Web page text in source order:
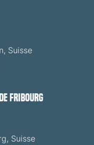
Suisse
Fribourg
Suisse